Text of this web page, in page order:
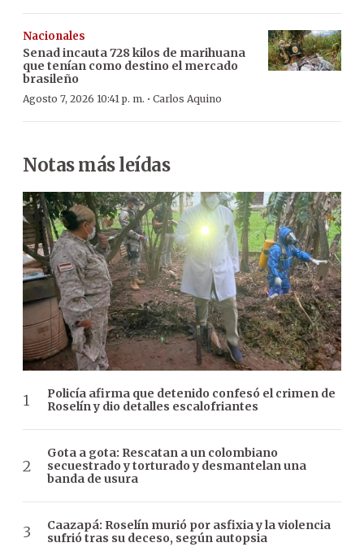
Nacionales
Senad incauta 728 kilos de marihuana
que tenían como destino el mercado
brasileño
Agosto 7, 2026 10:41 p. m. · Carlos Aquino
Notas más leídas
Policía afirma que detenido confesó el crimen de
Roselín y dio detalles escalofriantes
Gota a gota: Rescatan a un colombiano
secuestrado y torturado y desmantelan una
banda de usura
Caazapá: Roselín murió por asfixia y la violencia
sufrió tras su deceso, según autopsia